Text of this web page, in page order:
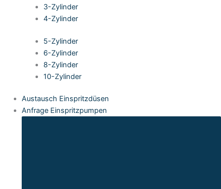
3-Zylinder
4-Zylinder
5-Zylinder
6-Zylinder
8-Zylinder
10-Zylinder
Austausch Einspritzdüsen
Anfrage Einspritzpumpen